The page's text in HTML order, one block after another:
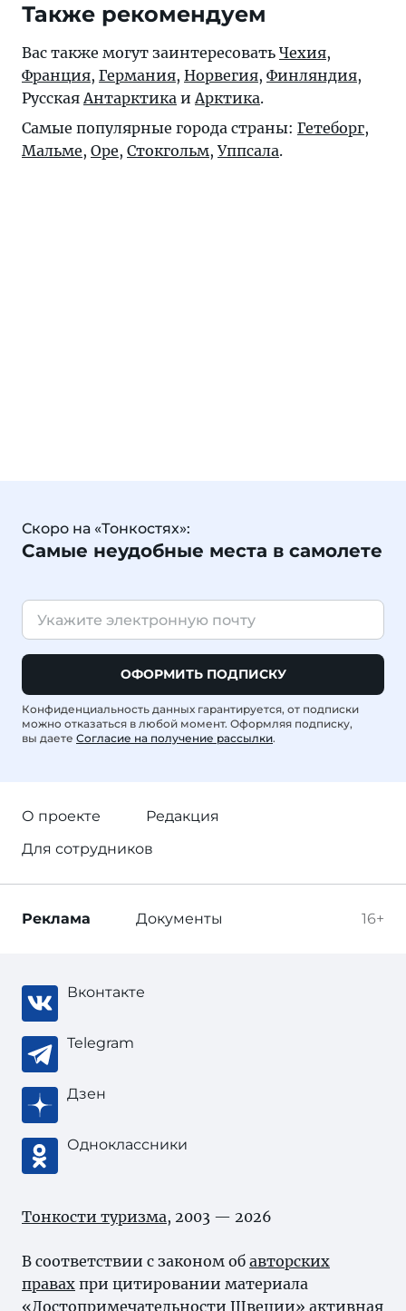
Также рекомендуем
Вас также могут заинтересовать Чехия,
Франция, Германия, Норвегия, Финляндия,
РусскаяАнтарктика иАрктика.
Самые популярные города страны: Гетеборг,
Мальме, Оре, Стокгольм, Уппсала.
Скоро на «Тонкостях»:
Самые неудобные места в самолете
ОФОРМИТЬ ПОДПИСКУ
Конфиденциальность данных гарантируется, от подписки
можно отказаться в любой момент. Оформляя подписку,
вы даете Согласие на получение рассылки.
О проекте
Редакция
Для сотрудников
16+
Реклама Документы
Вконтакте
Telegram
Дзен
Одноклассники
Тонкости туризма, 2003 — 2026
В соответствии с законом об авторских
правах при цитировании материала
«Достопримечательности Швеции» активная